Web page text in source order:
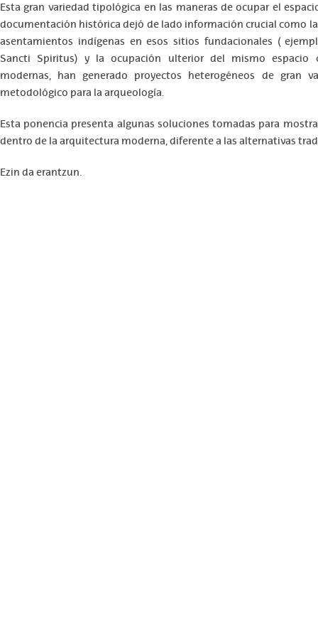
Esta gran variedad tipológica en las maneras de ocupar el
documentación histórica dejó de lado información crucial como
asentamientos indígenas en esos sitios fundacionales (
Sancti Spiritus) y la ocupación ulterior del mismo espacio
modernas, han generado proyectos heterogéneos de gran
metodológico para la arqueología.
Esta ponencia presenta algunas soluciones tomadas para
dentro de la arquitectura moderna, diferente a las alternativas
Ezin da erantzun.